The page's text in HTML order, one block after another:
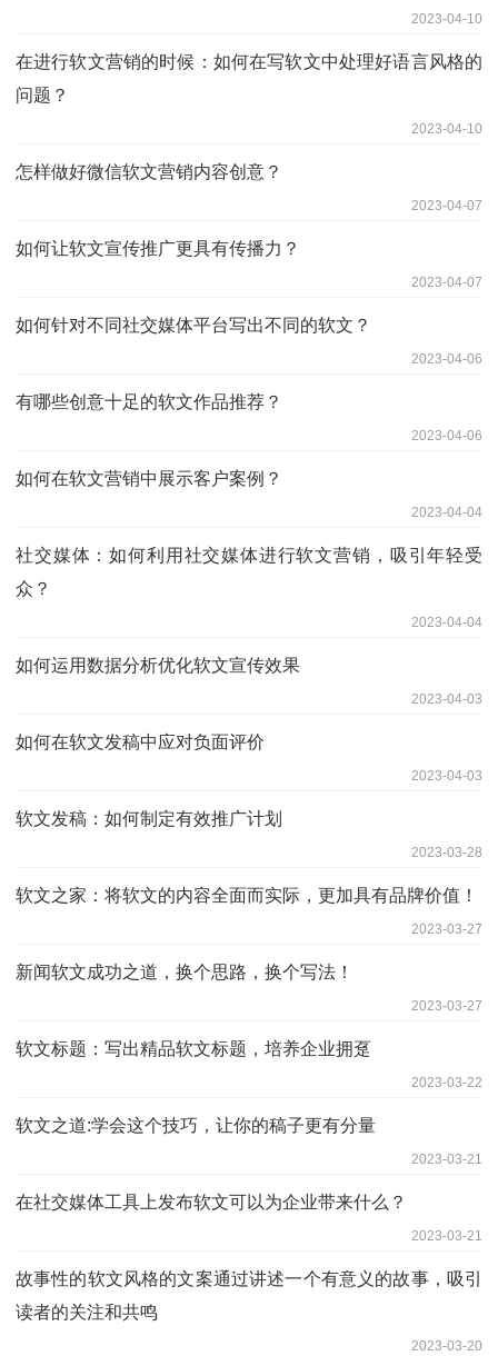
2023-04-10
在进行软文营销的时候：如何在写软文中处理好语言风格的
问题？
2023-04-10
怎样做好微信软文营销内容创意？
2023-04-07
如何让软文宣传推广更具有传播力？
2023-04-07
如何针对不同社交媒体平台写出不同的软文？
2023-04-06
有哪些创意十足的软文作品推荐？
2023-04-06
如何在软文营销中展示客户案例？
2023-04-04
社交媒体：如何利用社交媒体进行软文营销，吸引年轻受
众？
2023-04-04
如何运用数据分析优化软文宣传效果
2023-04-03
如何在软文发稿中应对负面评价
2023-04-03
软文发稿：如何制定有效推广计划
2023-03-28
软文之家：将软文的内容全面而实际，更加具有品牌价值！
2023-03-27
新闻软文成功之道，换个思路，换个写法！
2023-03-27
软文标题：写出精品软文标题，培养企业拥趸
2023-03-22
软文之道:学会这个技巧，让你的稿子更有分量
2023-03-21
在社交媒体工具上发布软文可以为企业带来什么？
2023-03-21
故事性的软文风格的文案通过讲述一个有意义的故事，吸引
读者的关注和共鸣
2023-03-20